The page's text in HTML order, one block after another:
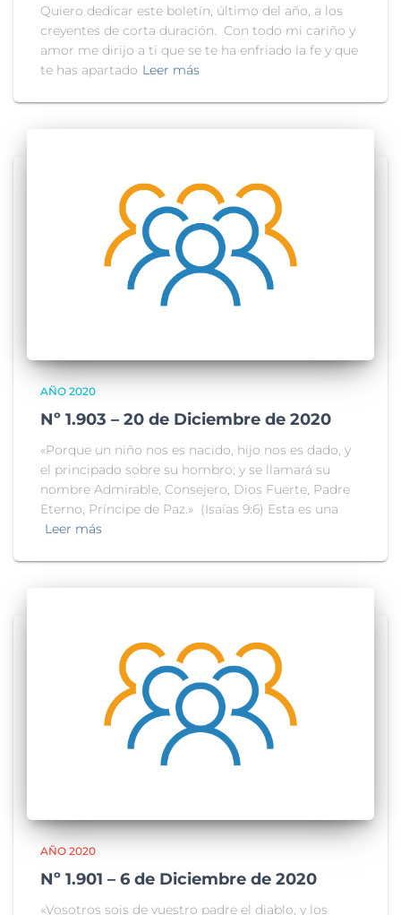
Quiero dedicar este boletín, último del año, a los
creyentes de corta duración. Con todo mi cariño y
amor me dirijo a ti que se te ha enfriado la fe y que
te has apartado Leer más
AÑO 2020
Nº 1.903 – 20 de Diciembre de 2020
«Porque un niño nos es nacido, hijo nos es dado, y
el principado sobre su hombro; y se llamará su
nombre Admirable, Consejero, Dios Fuerte, Padre
Eterno, Príncipe de Paz.» (Isaías 9:6) Esta es una
Leer más
AÑO 2020
Nº 1.901 – 6 de Diciembre de 2020
«Vosotros sois de vuestro padre el diablo, y los